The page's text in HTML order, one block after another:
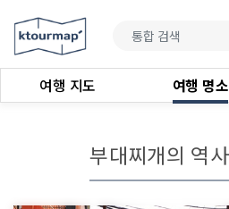
여행 지도 여행 명소
부대찌개의 역